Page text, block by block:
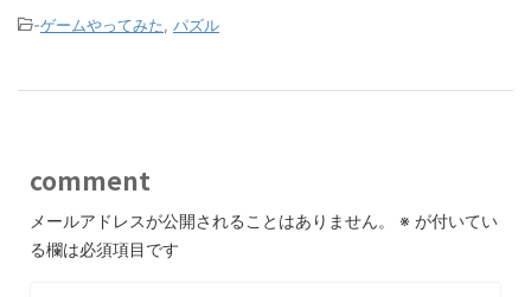
-ゲームやってみた, パズル
comment
メールアドレスが公開されることはありません。 ※ が付いてい
る欄は必須項目です